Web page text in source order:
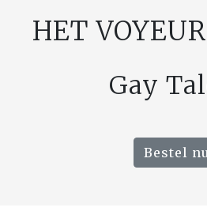
HET
Gay
Bestel nu